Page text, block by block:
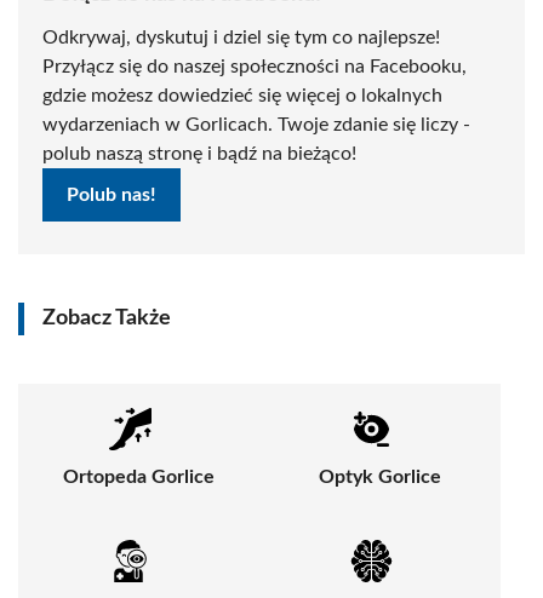
Odkrywaj, dyskutuj i dziel się tym co najlepsze!
Przyłącz się do naszej społeczności na Facebooku,
gdzie możesz dowiedzieć się więcej o lokalnych
wydarzeniach w Gorlicach. Twoje zdanie się liczy -
polub naszą stronę i bądź na bieżąco!
Polub nas!
Zobacz Także
Ortopeda Gorlice Optyk Gorlice